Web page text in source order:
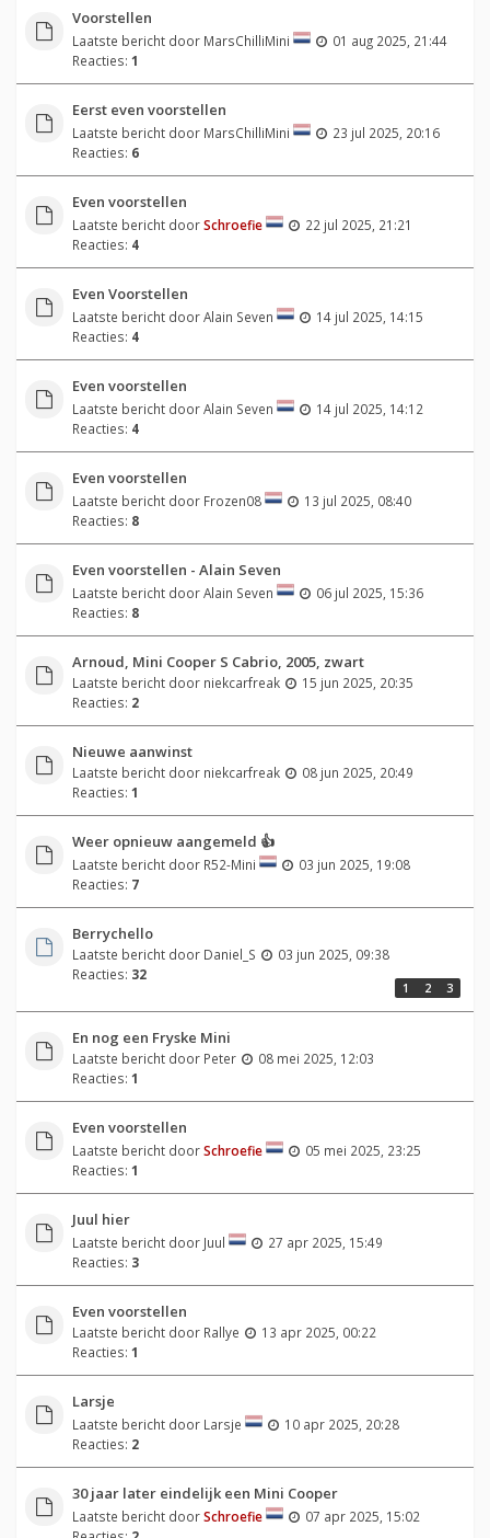
Voorstellen
Laatste bericht door MarsChilliMini
01 aug 2025, 21:44
Reacties: 1
Eerst even voorstellen
Laatste bericht door MarsChilliMini
23 jul 2025, 20:16
Reacties: 6
Even voorstellen
Laatste bericht doorSchroefie
22 jul 2025, 21:21
Reacties: 4
Even Voorstellen
Laatste bericht doorAlain Seven
14 jul 2025, 14:15
Reacties: 4
Even voorstellen
Laatste bericht doorAlain Seven
14 jul 2025, 14:12
Reacties: 4
Even voorstellen
Laatste bericht door Frozen08
13 jul 2025, 08:40
Reacties: 8
Even voorstellen - Alain Seven
Laatste bericht doorAlain Seven
06 jul 2025, 15:36
Reacties: 8
Arnoud, Mini Cooper S Cabrio, 2005, zwart
Laatste bericht door niekcarfreak
15 jun 2025, 20:35
Reacties: 2
Nieuwe aanwinst
Laatste bericht door niekcarfreak
08 jun 2025, 20:49
Reacties: 1
Weer opnieuw aangemeld 👍
Laatste bericht door R52-Mini
03 jun 2025, 19:08
Reacties: 7
Berrychello
Laatste bericht door Daniel_S
03 jun 2025, 09:38
Reacties: 32
1 2 3
En nog een Fryske Mini
Laatste bericht door Peter
08 mei 2025, 12:03
Reacties: 1
Even voorstellen
Laatste bericht doorSchroefie
05 mei 2025, 23:25
Reacties: 1
Juul hier
Laatste bericht door Juul
27 apr 2025, 15:49
Reacties: 3
Even voorstellen
Laatste bericht door Rallye
13 apr 2025, 00:22
Reacties: 1
Larsje
Laatste bericht door Larsje
10 apr 2025, 20:28
Reacties: 2
30 jaar later eindelijk een Mini Cooper
Laatste bericht doorSchroefie
07 apr 2025, 15:02